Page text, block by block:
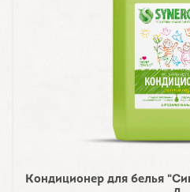
Кондиционер для белья